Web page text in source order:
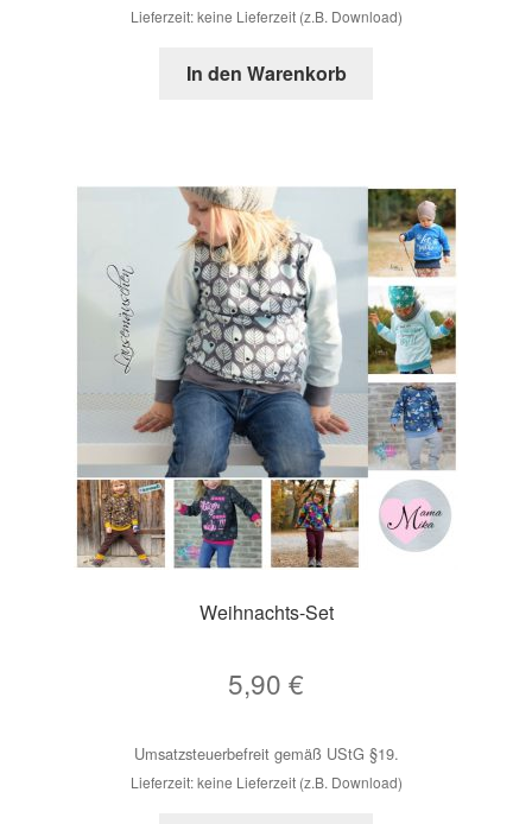
Lieferzeit: keine Lieferzeit (z.B. Download)
In den Warenkorb
Weihnachts-Set
5,90 €
Umsatzsteuerbefreit gemäß UStG §19.
Lieferzeit: keine Lieferzeit (z.B. Download)